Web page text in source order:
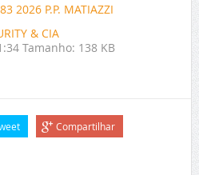
2026 P.P. MATIAZZI
& CIA
Tamanho: 138 KB
Compartilhar